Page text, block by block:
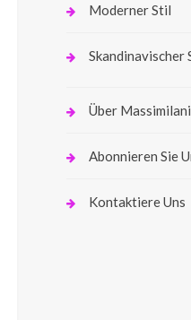
Moderner Stil
Skandinavischer
Über Massimilani
Abonnieren Sie
Kontaktiere Uns